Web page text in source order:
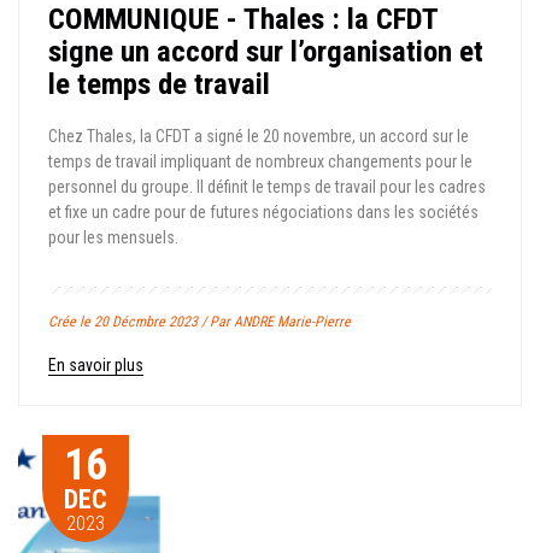
COMMUNIQUE - Thales : la CFDT
signe un accord sur l’organisation et
le temps de travail
Chez Thales, la CFDT a signé le 20 novembre, un accord sur le
temps de travail impliquant de nombreux changements pour le
personnel du groupe. Il définit le temps de travail pour les cadres
et fixe un cadre pour de futures négociations dans les sociétés
pour les mensuels.
Crée le 20 Décmbre 2023 / Par ANDRE Marie-Pierre
En savoir plus
16
DEC
2023